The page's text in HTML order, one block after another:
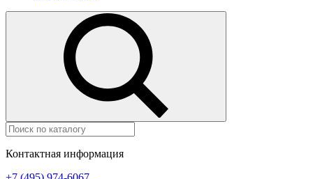
Контактная информация